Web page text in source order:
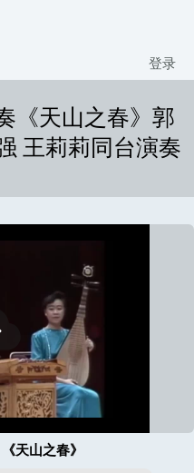
登录
《天山之春》郭
王莉莉同台演奏
天山之春》